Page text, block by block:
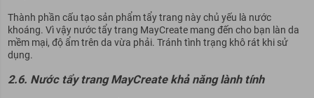
Thành phần cấu tạo sản phẩm tẩy trang này chủ yếu là nước
khoáng. Vì vậy nước tẩy trang MayCreate mang đến cho bạn làn da
mềm mại, độ ẩm trên da vừa phải. Tránh tình trạng khô rát khi sử
dụng.
2.6. Nước tẩy trang MayCreate khả năng lành tính